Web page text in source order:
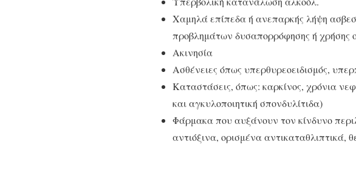
Χαμηλά επίπεδα ή ανεπαρκής λήψη
προβλημάτων δυσαπορρόφησης ή χρήσης
Ακινησία
Ασθένειες όπως υπερθυρεοειδισμός,
Καταστάσεις, όπως: καρκίνος, χρόνια
και αγκυλοποιητική σπονδυλίτιδα)
Φάρμακα που αυξάνουν τον κίνδυνο
αντιόξινα, ορισμένα αντικαταθλιπτικά,